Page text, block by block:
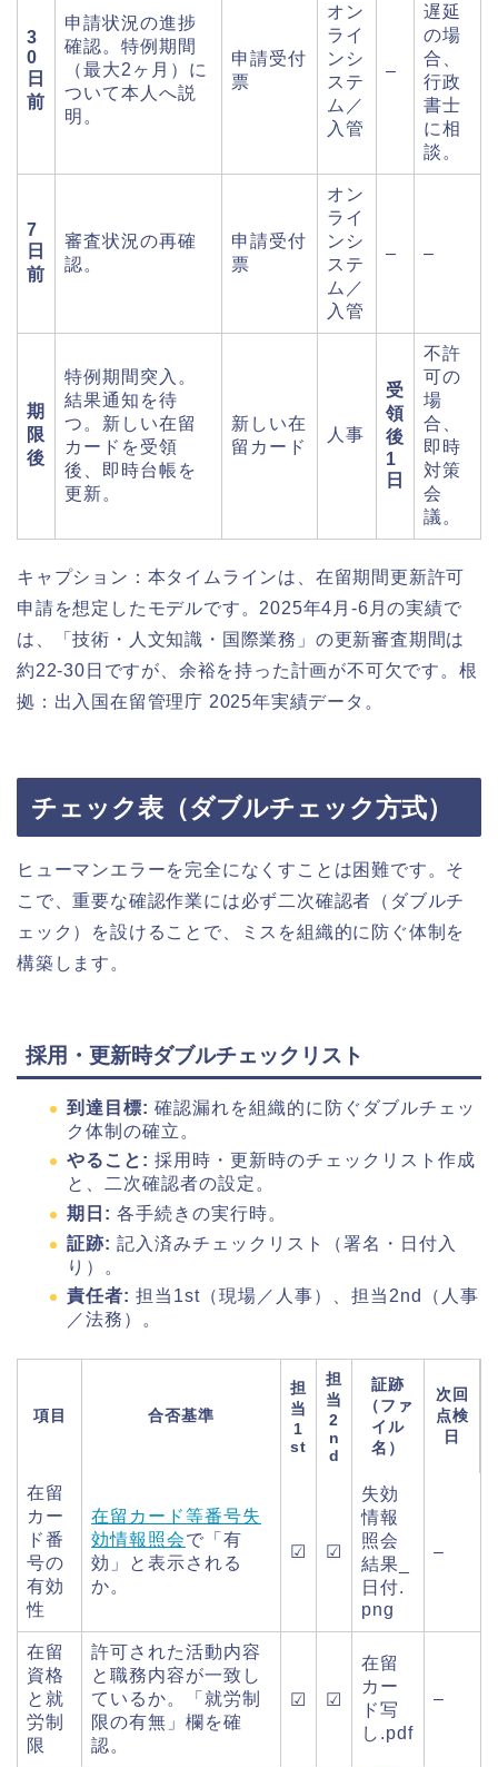
3
0
日
前
申請状況の進捗
確認。特例期間
（最大2ヶ月）に
ついて本人へ説
明。
申請受付
票
オン
ライ
ンシ
ステ
ム／
入管
–
遅延
の場
合、
行政
書士
に相
談。
7
日
前
審査状況の再確
認。
申請受付
票
オン
ライ
ンシ
ステ
ム／
入管
– –
期
限
後
特例期間突入。
結果通知を待
つ。新しい在留
カードを受領
後、即時台帳を
更新。
新しい在
留カード
人事
受
領
後
1
日
不許
可の
場
合、
即時
対策
会
議。
キャプション：本タイムラインは、在留期間更新許可
申請を想定したモデルです。2025年4月-6月の実績で
は、「技術・人文知識・国際業務」の更新審査期間は
約22-30日ですが、余裕を持った計画が不可欠です。根
拠：出入国在留管理庁 2025年実績データ。
チェック表（ダブルチェック方式）
ヒューマンエラーを完全になくすことは困難です。そ
こで、重要な確認作業には必ず二次確認者（ダブルチ
ェック）を設けることで、ミスを組織的に防ぐ体制を
構築します。
採用・更新時ダブルチェックリスト
到達目標: 確認漏れを組織的に防ぐダブルチェッ
ク体制の確立。
やること: 採用時・更新時のチェックリスト作成
と、二次確認者の設定。
期日: 各手続きの実行時。
証跡: 記入済みチェックリスト（署名・日付入
り）。
責任者: 担当1st（現場／人事）、担当2nd（人事
／法務）。
項目 合否基準
担
当
1
st
担
当
2
n
d
証跡
（ファ
イル
名）
次回
点検
日
在留
カー
ド番
号の
有効
性
在留カード等番号失
効情報照会で「有
効」と表示される
か。
☑ ☑
失効
情報
照会
結果_
日付.
png
–
在留
資格
と就
労制
限
許可された活動内容
と職務内容が一致し
ているか。「就労制
限の有無」欄を確
認。
☑ ☑
在留
カー
ド写
し.pdf
–